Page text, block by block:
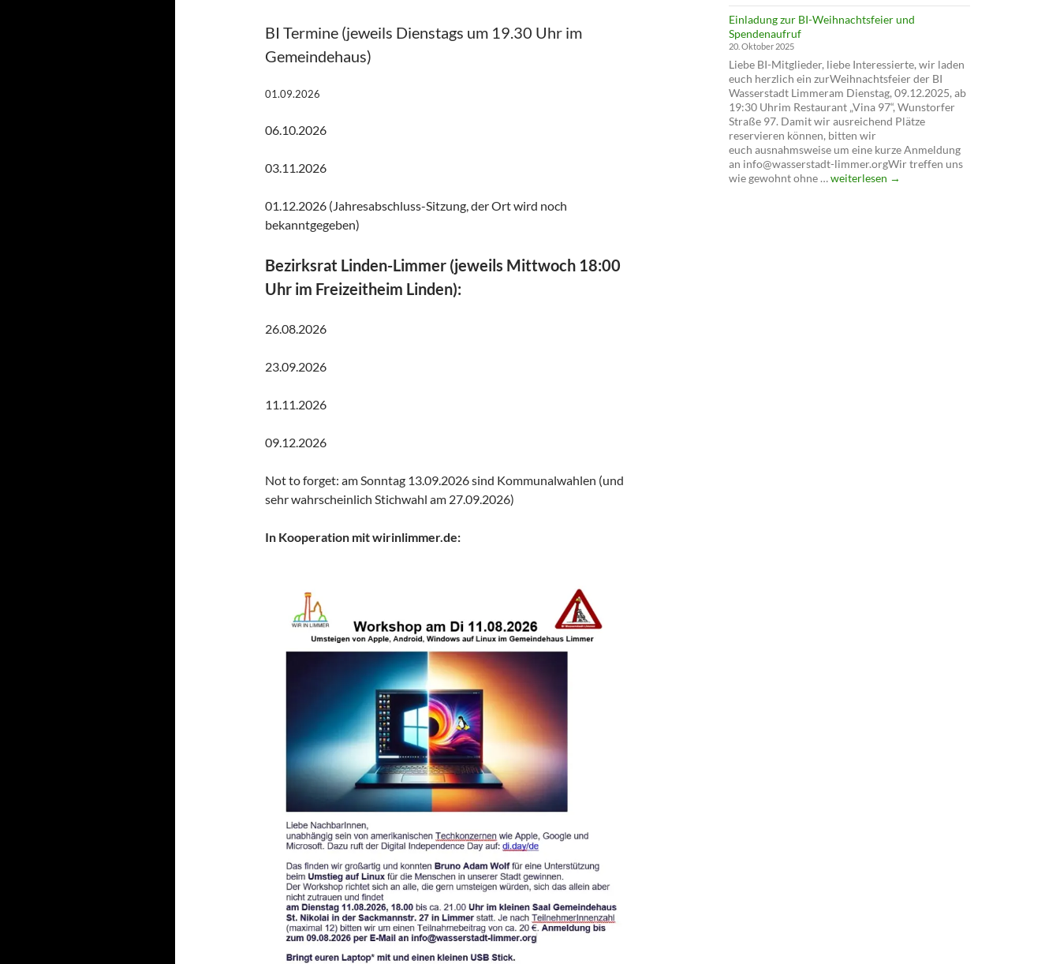
BI Termine (jeweils Dienstags um 19.30 Uhr im
Gemeindehaus)
01.09.2026
06.10.2026
03.11.2026
01.12.2026 (Jahresabschluss-Sitzung, der Ort wird noch
bekanntgegeben)
Bezirksrat Linden-Limmer (jeweils Mittwoch 18:00
Uhr im Freizeitheim Linden):
26.08.2026
23.09.2026
11.11.2026
09.12.2026
Not to forget: am Sonntag 13.09.2026 sind Kommunalwahlen (und
sehr wahrscheinlich Stichwahl am 27.09.2026)
In Kooperation mit wirinlimmer.de:
Tempo
30
Wunstorfer
Straße
Einladung zur BI-Weihnachtsfeier und
Spendenaufruf
20. Oktober 2025
Liebe BI-Mitglieder, liebe Interessierte, wir laden
euch herzlich ein zurWeihnachtsfeier der BI
Wasserstadt Limmeram Dienstag, 09.12.2025, ab
19:30 Uhrim Restaurant „Vina 97“, Wunstorfer
Straße 97. Damit wir ausreichend Plätze
reservieren können, bitten wir
euch ausnahmsweise um eine kurze Anmeldung
an info@wasserstadt-limmer.orgWir treffen uns
wie gewohnt ohne …Einladung
weiterlesen →